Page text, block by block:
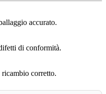
accurato.
di conformità.
ricambio corretto.